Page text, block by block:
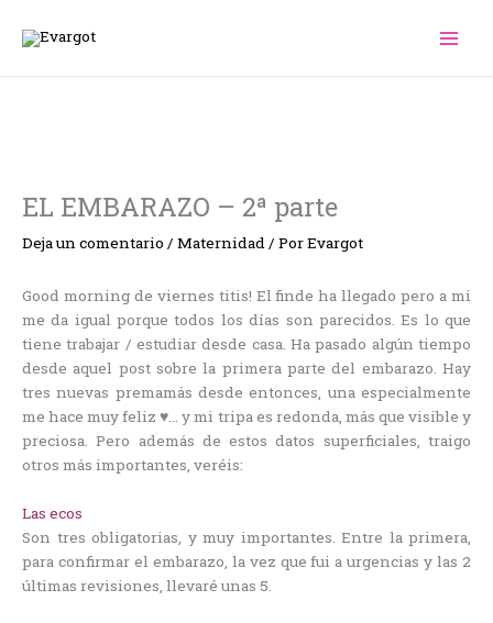
EL EMBARAZO – 2ª parte
Deja un comentario / Maternidad/ PorEvargot
Good morning de viernes titis! El finde ha llegado pero a mi
me da igual porque todos los días son parecidos. Es lo que
tiene trabajar / estudiar desde casa. Ha pasado algún tiempo
desde aquel post sobre la primera parte del embarazo. Hay
tres nuevas premamás desde entonces, una especialmente
me hace muy feliz ♥… y mi tripa es redonda, más que visible y
preciosa. Pero además de estos datos superficiales, traigo
otros más importantes, veréis:
Las ecos
Son tres obligatorias, y muy importantes. Entre la primera,
para confirmar el embarazo, la vez que fui a urgencias y las 2
últimas revisiones, llevaré unas 5.